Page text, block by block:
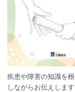
疾患や障害の知識を
しながらお伝えします